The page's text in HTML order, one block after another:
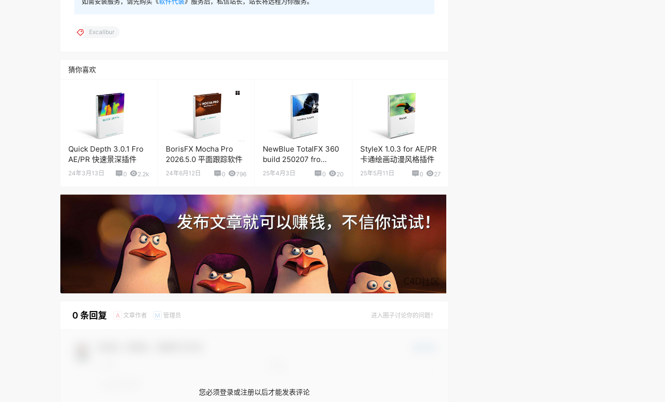
Excalibur
猜你喜欢
Quick Depth 3.0.1 Fro
AE/PR 快速景深插件
24年3月13日 0 2.2k
BorisFX Mocha Pro
2026.5.0 平面跟踪软件
24年6月12日 0 796
NewBlue TotalFX 360
build 250207 fro
AE/PR 视频特效转场插
25年4月3日 0 20
StyleX 1.0.3 for AE/PR
卡通绘画动漫风格插件
25年5月11日 0 27
0 条回复 A 文章作者 M 管理员 进入圈子讨论你的问题！
您必须登录或注册以后才能发表评论